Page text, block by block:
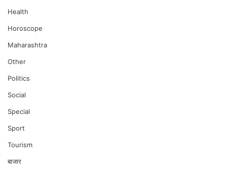
Health
Horoscope
Maharashtra
Other
Politics
Social
Special
Sport
Tourism
बाजार